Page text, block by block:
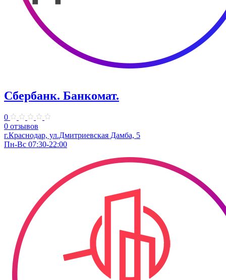
Сбербанк. Банкомат.
0
0 отзывов
г.Краснодар, ул.Дмитриевская Дамба, 5
Пн-Вс 07:30-22:00